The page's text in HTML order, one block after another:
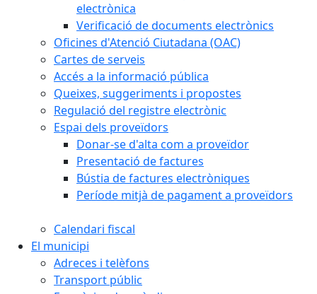
electrònica
Verificació de documents electrònics
Oficines d'Atenció Ciutadana (OAC)
Cartes de serveis
Accés a la informació pública
Queixes, suggeriments i propostes
Regulació del registre electrònic
Espai dels proveïdors
Donar-se d'alta com a proveïdor
Presentació de factures
Bústia de factures electròniques
Període mitjà de pagament a proveïdors
Calendari fiscal
El municipi
Adreces i telèfons
Transport públic